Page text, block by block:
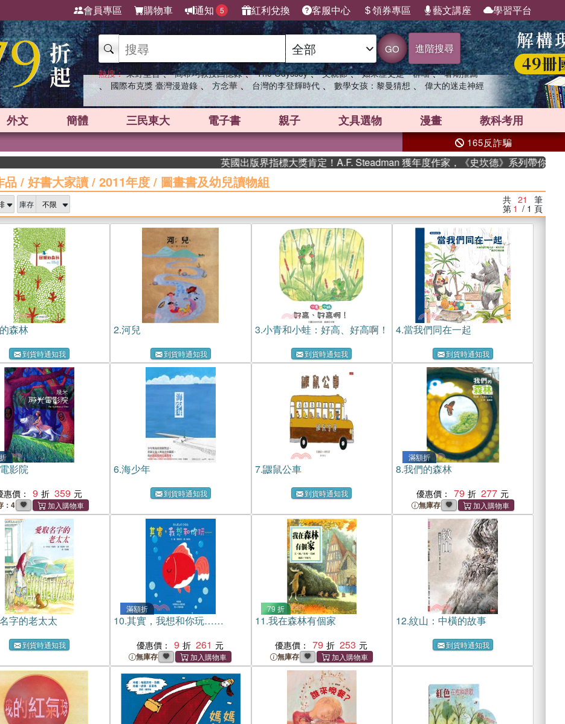
會員專區 購物車 通知 5 紅利兌換 客服中心 領券專區 藝文講座 學習平台
GO 進階搜尋
熱搜： 東野圭吾 、 高希均教授回憶錄 、 The Odyssey 、 父親節 、 如果歷史是一群喵 、 暑期推薦
、 國際布克獎 臺灣漫遊錄 、 方念華 、 台灣的李登輝時代 、 數學女孩：黎曼猜想 、 偉大的迷走神經
外文 簡體 三民東大 電子書 親子 文具選物 漫畫 教科考用
165反詐騙
英國出版界指標大獎肯定！A.F. Steadman 獲年度作家，《史坎德》系列帶你踏上熱血奇幻
品 / 好書大家讀 / 2011年度 / 圖畫書及幼兒讀物組
庫存 共 21 筆
第 1 / 1 頁
森林
到貨時通知我
2.河兒
到貨時通知我
3.小青和小蛙：好高、好高啊！
到貨時通知我
4.當我們同在一起
到貨時通知我
影院
惠價： 9 359
：4
6.海少年
到貨時通知我
7.鼴鼠公車
到貨時通知我
滿額折
8.我們的森林
優惠價： 79 277
無庫存
字的老太太
到貨時通知我
滿額折
10.其實，我想和你玩……
優惠價： 9 261
無庫存
79 折
11.我在森林有個家
優惠價： 79 253
無庫存
12.紋山：中橫的故事
到貨時通知我